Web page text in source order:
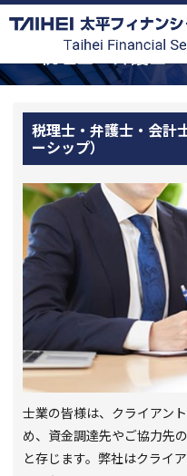
税理士・弁護士
税理士・弁護士・会計
ーシップ）
士業の皆様は、クライアン
め、資金調達先やご協力先
と存じます。弊社はクライ